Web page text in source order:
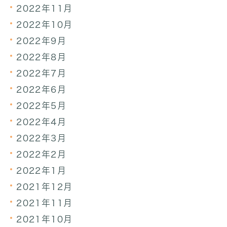
2022年11月
2022年10月
2022年9月
2022年8月
2022年7月
2022年6月
2022年5月
2022年4月
2022年3月
2022年2月
2022年1月
2021年12月
2021年11月
2021年10月